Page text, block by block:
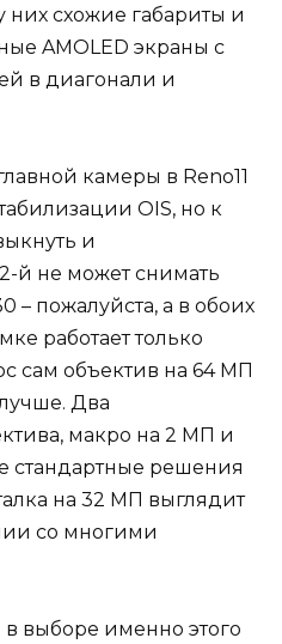
схожие габариты и
AMOLED экраны с
в диагонали и
камеры в Reno11
OIS, но к
и
й не может снимать
– пожалуйста, а в обоих
работает только
сам объектив на 64 МП
Два
макро на 2 МП и
стандартные решения
на 32 МП выглядит
со многими
выборе именно этого